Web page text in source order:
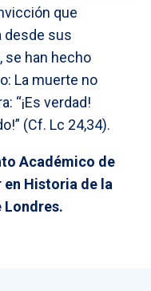
que
desde sus
se han hecho
La muerte no
“¡Es verdad!
(Cf. Lc 24,34).
Académico de
en Historia de la
Londres.